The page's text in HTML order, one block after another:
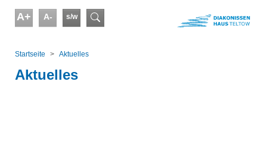
A+ A- s/w Suchformular
Startseite
Aktuelles
Aktuelles